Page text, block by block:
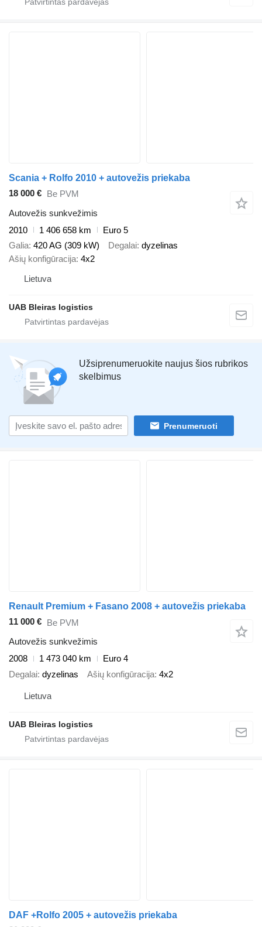
Scania + Rolfo 2010 + autovežis priekaba
18 000 € Be PVM
Autovežis sunkvežimis
2010
1 406 658 km
Euro 5
Galia 420 AG (309 kW) Degalai dyzelinas
Ašių konfigūracija 4x2
Lietuva
UAB Bleiras logistics
Užsiprenumeruokite naujus šios rubrikos
skelbimus
Prenumeruoti
Renault Premium + Fasano 2008 + autovežis priekaba
11 000 € Be PVM
Autovežis sunkvežimis
2008
1 473 040 km
Euro 4
Degalai dyzelinas Ašių konfigūracija 4x2
Lietuva
UAB Bleiras logistics
DAF +Rolfo 2005 + autovežis priekaba